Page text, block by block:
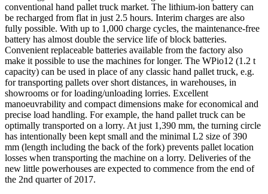
conventional hand pallet truck market. The lithium-ion battery can
be recharged from flat in just 2.5 hours. Interim charges are also
fully possible. With up to 1,000 charge cycles, the maintenance-free
battery has almost double the service life of block batteries.
Convenient replaceable batteries available from the factory also
make it possible to use the machines for longer. The WPio12 (1.2 t
capacity) can be used in place of any classic hand pallet truck, e.g.
for transporting pallets over short distances, in warehouses, in
showrooms or for loading/unloading lorries. Excellent
manoeuvrability and compact dimensions make for economical and
precise load handling. For example, the hand pallet truck can be
optimally transported on a lorry. At just 1,390 mm, the turning circle
has intentionally been kept small and the minimal L2 size of 390
mm (length including the back of the fork) prevents pallet location
losses when transporting the machine on a lorry. Deliveries of the
new little powerhouses are expected to commence from the end of
the 2nd quarter of 2017.